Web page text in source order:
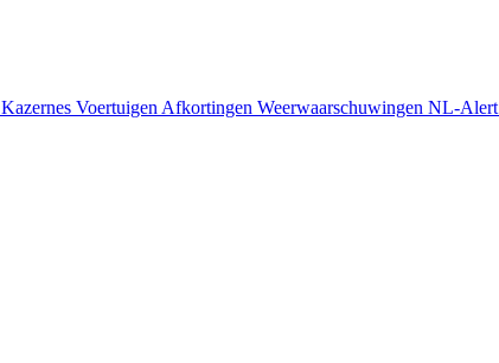
Kazernes Voertuigen Afkortingen Weerwaarschuwingen NL-Alert